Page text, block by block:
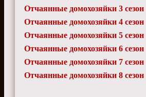
Отчаянные домохозяйки 3 сезон
Отчаянные домохозяйки 4 сезон
Отчаянные домохозяйки 5 сезон
Отчаянные домохозяйки 6 сезон
Отчаянные домохозяйки 7 сезон
Отчаянные домохозяйки 8 сезон